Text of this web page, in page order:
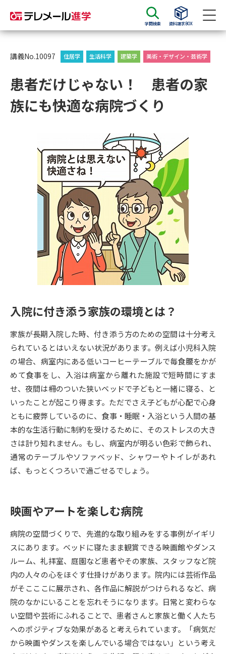
学問検索 資料請求BOX
資料請求 資料検索
大学・短大の資料種類から請求
集要項＆願書
大学入学共通テスト利用選抜の
募集要項＆願書
大学・短大以外の資料から請求
専門学校の資料請求 大学院の資料請求
留学・進学関連、塾・予備校
大学入学共通テスト「受験案
内」の請求
大学入学共通テスト「受験上の
配慮案内」の請求
高等学校卒業程度認定試験
幼稚園教員資格認定試験 小学校教員資格認定試験
高等学校（情報）教員資格認定
試験
大学研究 大学検索
大学で学べる内容や特徴を調べる
新増設大学・学部・学科特集
国際・グローバルに強い大学特
データサイエンス特集 奨学金・特待生制度特集
（高3生用）
（高2生用）
SELFBRAND特集ページ
オープンキャンパスなどを調べる
オープンキャンパス検索 実施プログラムから探す
来場型・Web型イベント特集 夢ナビライブ
講義No.10097 住居学 生活科学 建築学 美術・デザイン・芸術学
患者だけじゃない！ 患者の家
族にも快適な病院づくり
入院に付き添う家族の環境とは？
家族が長期入院した時、付き添う方のための空間は十分考え
られているとはいえない状況があります。例えば小児科入院
の場合、病室内にある低いコーヒーテーブルで毎食腰をかが
めて食事をし、入浴は病室から離れた施設で短時間にすま
せ、夜間は柵のついた狭いベッドで子どもと一緒に寝る、と
いったことが起こり得ます。ただでさえ子どもが心配で心身
ともに疲弊しているのに、食事・睡眠・入浴という人間の基
本的な生活行動に制約を受けるために、そのストレスの大き
さは計り知れません。もし、病室内が明るい色彩で飾られ、
通常のテーブルやソファベッド、シャワーやトイレがあれ
ば、もっとくつろいで過ごせるでしょう。
映画やアートを楽しむ病院
病院の空間づくりで、先進的な取り組みをする事例がイギリ
スにあります。ベッドに寝たまま観賞できる映画館やダンス
ルーム、礼拝室、庭園など患者やその家族、スタッフなど院
内の人々の心をほぐす仕掛けがあります。院内には芸術作品
がそこここに展示され、各作品に解説がつけられるなど、病
院のなかにいることを忘れそうになります。日常と変わらな
い空間や芸術にふれることで、患者さんと家族と働く人たち
へのポジティブな効果があると考えられています。「病気だ
から映画やダンスを楽しんでいる場合ではない」という考え